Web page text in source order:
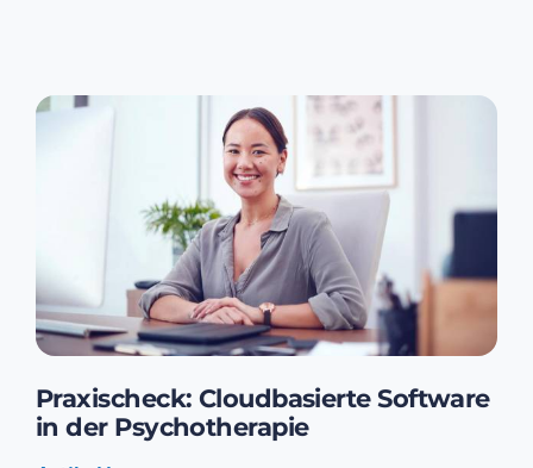
Praxischeck: Cloudbasierte Software
in der Psychotherapie